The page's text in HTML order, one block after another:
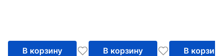
В корзину В корзину В корзину